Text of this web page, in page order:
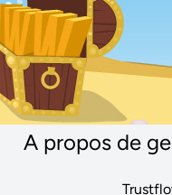
A propos de